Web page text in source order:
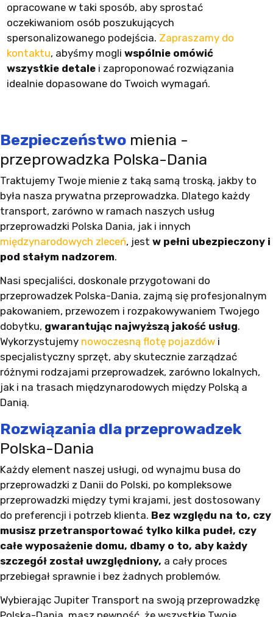
opracowane w taki sposób, aby sprostać
oczekiwaniom osób poszukujących
spersonalizowanego podejścia. Zapraszamy do
kontaktu, abyśmy mogli wspólnie omówić
wszystkie detalei zaproponować rozwiązania
idealnie dopasowane do Twoich wymagań.
Bezpieczeństwo mienia -
przeprowadzka Polska-Dania
Traktujemy Twoje mienie z taką samą troską, jakby to
była nasza prywatna przeprowadzka. Dlatego każdy
transport, zarówno w ramach naszych usług
przeprowadzki Polska Dania, jak i innych
międzynarodowych zleceń, jest w pełni ubezpieczony i
pod stałym nadzorem.
Nasi specjaliści, doskonale przygotowani do
przeprowadzek Polska-Dania, zajmą się profesjonalnym
pakowaniem, przewozem i rozpakowywaniem Twojego
dobytku, gwarantując najwyższą jakość usług.
Wykorzystujemy nowoczesną flotę pojazdów i
specjalistyczny sprzęt, aby skutecznie zarządzać
różnymi rodzajami przeprowadzek, zarówno lokalnych,
jak i na trasach międzynarodowych między Polską a
Danią.
Rozwiązania dla przeprowadzek
Polska-Dania
Każdy element naszej usługi, od wynajmu busa do
przeprowadzki z Danii do Polski, po kompleksowe
przeprowadzki między tymi krajami, jest dostosowany
do preferencji i potrzeb klienta. Bez względu na to, czy
musisz przetransportować tylko kilka pudeł, czy
całe wyposażenie domu, dbamy o to, aby każdy
szczegół został uwzględniony, a cały proces
przebiegał sprawnie i bez żadnych problemów.
Wybierając Jupiter Transport na swoją przeprowadzkę